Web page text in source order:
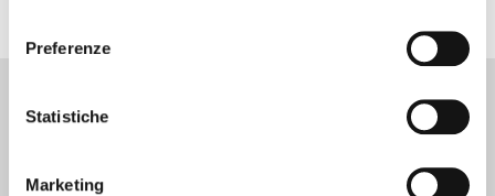
Preferenze
Statistiche
Marketing
5 libri
Contatti:
8258398